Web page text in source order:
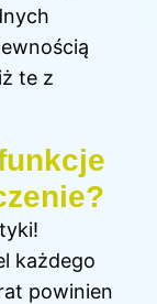
te z
każdego
powinien